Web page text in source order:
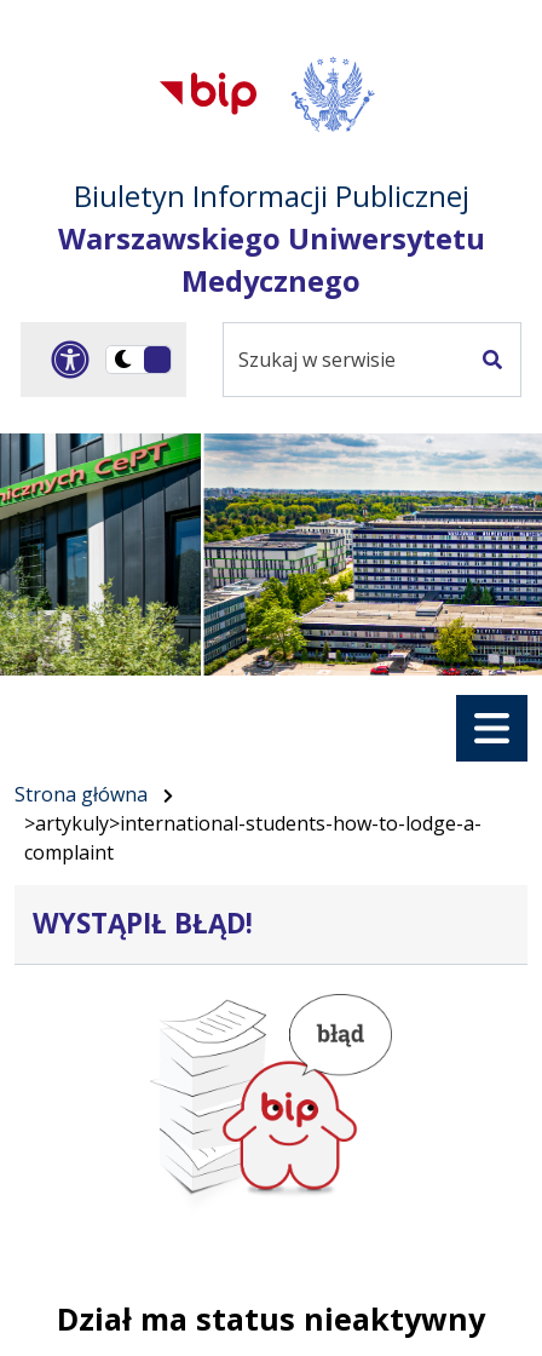
głównego menu
serwisu
Biuletyn Informacji Publicznej
Warszawskiego Uniwersytetu
Medycznego
Panel dostosowania
Przełącz
ciemną
serwisie
Menu
Strona główna
>artykuly>international-students-how-to-lodge-a-
complaint
WYSTĄPIŁ BŁĄD!
Dział ma status nieaktywny